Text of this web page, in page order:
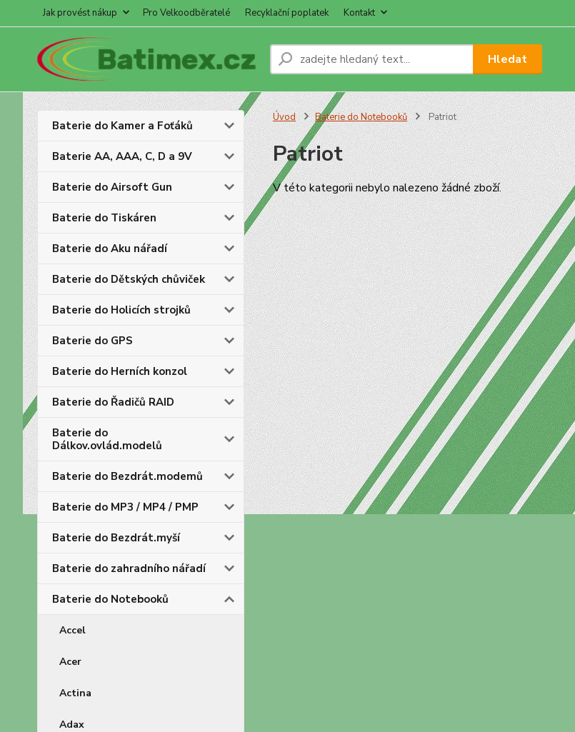
Jak provést nákup Pro Velkoodběratelé Recyklační poplatek Kontakt
Hledat
Baterie do Kamer a Foťáků
Baterie AA, AAA, C, D a 9V
Baterie do Airsoft Gun
Baterie do Tiskáren
Baterie do Aku nářadí
Baterie do Dětských chůviček
Baterie do Holicích strojků
Baterie do GPS
Baterie do Herních konzol
Baterie do Řadičů RAID
Baterie do
Dálkov.ovlád.modelů
Baterie do Bezdrát.modemů
Baterie do MP3 / MP4 / PMP
Baterie do Bezdrát.myší
Baterie do zahradního nářadí
Baterie do Notebooků
Accel
Acer
Actina
Adax
Úvod Baterie do Notebooků Patriot
Patriot
V této kategorii nebylo nalezeno žádné zboží.